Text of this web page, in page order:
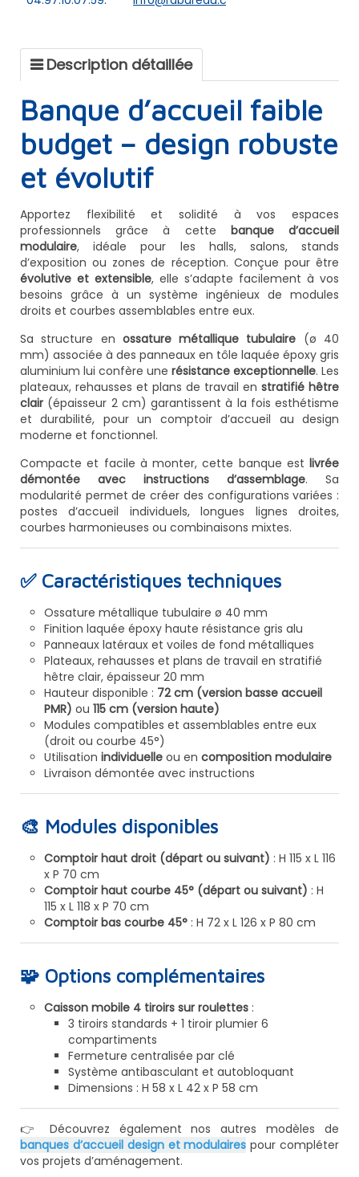
Description détaillée
Banque d’accueil faible
budget – design robuste
et évolutif
Apportez flexibilité et solidité à vos espaces
professionnels grâce à cette banque d’accueil
modulaire, idéale pour les halls, salons, stands
d’exposition ou zones de réception. Conçue pour être
évolutive et extensible, elle s’adapte facilement à vos
besoins grâce à un système ingénieux de modules
droits et courbes assemblables entre eux.
Sa structure en ossature métallique tubulaire (ø 40
mm) associée à des panneaux en tôle laquée époxy gris
aluminium lui confère une résistance exceptionnelle. Les
plateaux, rehausses et plans de travail en stratifié hêtre
clair (épaisseur 2 cm) garantissent à la fois esthétisme
et durabilité, pour un comptoir d’accueil au design
moderne et fonctionnel.
Compacte et facile à monter, cette banque est livrée
démontée avec instructions d’assemblage. Sa
modularité permet de créer des configurations variées :
postes d’accueil individuels, longues lignes droites,
courbes harmonieuses ou combinaisons mixtes.
✅ Caractéristiques techniques
Ossature métallique tubulaire ø 40 mm
Finition laquée époxy haute résistance gris alu
Panneaux latéraux et voiles de fond métalliques
Plateaux, rehausses et plans de travail en stratifié
hêtre clair, épaisseur 20 mm
Hauteur disponible : 72 cm (version basse accueil
PMR) ou 115 cm (version haute)
Modules compatibles et assemblables entre eux
(droit ou courbe 45°)
Utilisation individuelle ou en composition modulaire
Livraison démontée avec instructions
🎨 Modules disponibles
Comptoir haut droit (départ ou suivant) : H 115 x L 116
x P 70 cm
Comptoir haut courbe 45° (départ ou suivant) : H
115 x L 118 x P 70 cm
Comptoir bas courbe 45° : H 72 x L 126 x P 80 cm
🧩 Options complémentaires
Caisson mobile 4 tiroirs sur roulettes :
3 tiroirs standards + 1 tiroir plumier 6
compartiments
Fermeture centralisée par clé
Système antibasculant et autobloquant
Dimensions : H 58 x L 42 x P 58 cm
👉 Découvrez également nos autres modèles de
banques d’accueil design et modulaires pour compléter
vos projets d’aménagement.